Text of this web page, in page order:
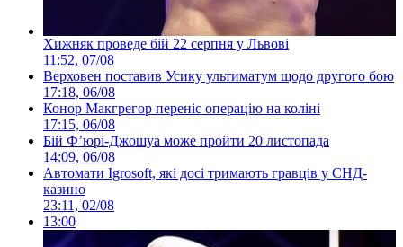
Хижняк проведе бій 22 серпня у Львові
11:52, 07/08
Верховен поставив Усику ультиматум щодо другого бою
17:18, 06/08
Конор Макгрегор переніс операцію на коліні
17:15, 06/08
Бій Ф’юрі-Джошуа може пройти 20 листопада
14:09, 06/08
Автомати Igrosoft, які досі тримають гравців у СНД-
казино
23:11, 02/08
13:00